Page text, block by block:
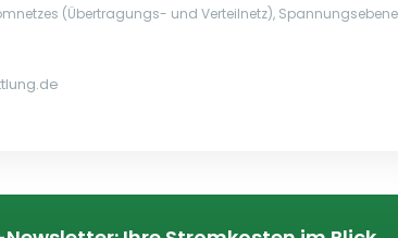
(Übertragungs- und Verteilnetz),